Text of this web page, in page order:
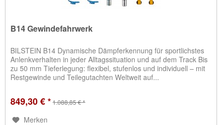
B14 Gewindefahrwerk
BILSTEIN B14 Dynamische Dämpferkennung für sportlichstes
Anlenkverhalten in jeder Alltagssituation und auf dem Track Bis
zu 50 mm Tieferlegung: flexibel, stufenlos und individuell – mit
Restgewinde und Teilegutachten Weltweit auf...
849,30 € *1.088,85 € *
Merken